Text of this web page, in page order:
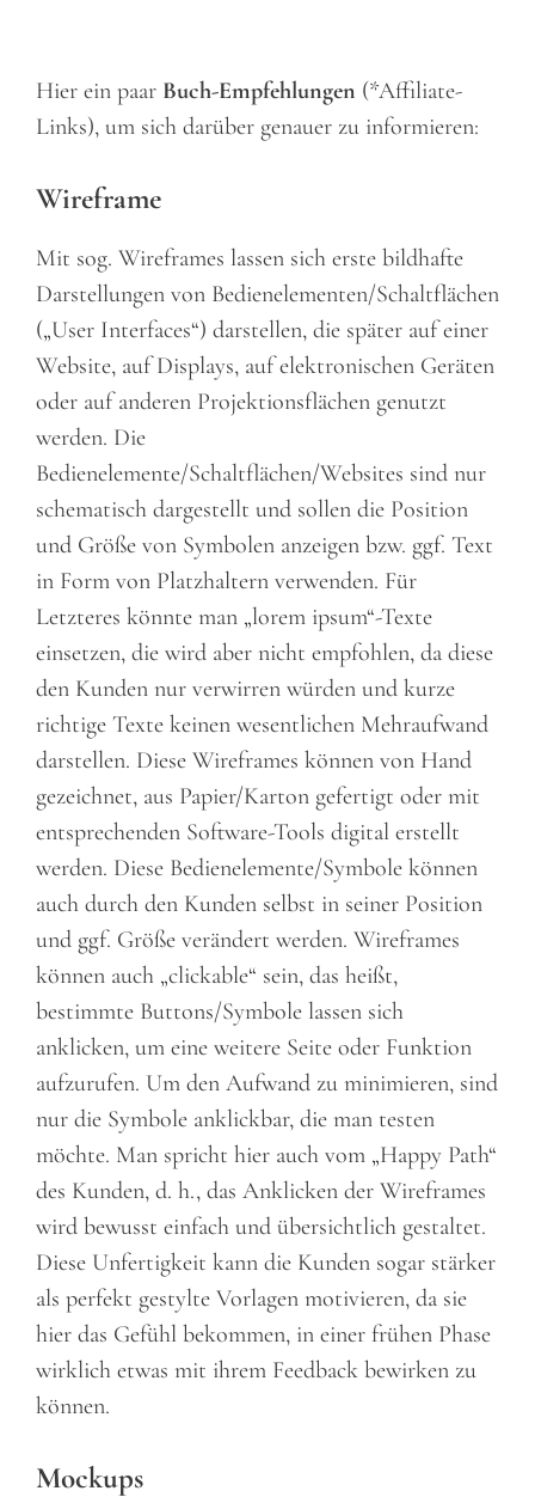
Hier ein paar Buch-Empfehlungen (*Affiliate-
Links), um sich darüber genauer zu informieren:
Wireframe
Mit sog. Wireframes lassen sich erste bildhafte
Darstellungen von Bedienelementen/Schaltflächen
(„User Interfaces“) darstellen, die später auf einer
Website, auf Displays, auf elektronischen Geräten
oder auf anderen Projektionsflächen genutzt
werden. Die
Bedienelemente/Schaltflächen/Websites sind nur
schematisch dargestellt und sollen die Position
und Größe von Symbolen anzeigen bzw. ggf. Text
in Form von Platzhaltern verwenden. Für
Letzteres könnte man „lorem ipsum“-Texte
einsetzen, die wird aber nicht empfohlen, da diese
den Kunden nur verwirren würden und kurze
richtige Texte keinen wesentlichen Mehraufwand
darstellen. Diese Wireframes können von Hand
gezeichnet, aus Papier/Karton gefertigt oder mit
entsprechenden Software-Tools digital erstellt
werden. Diese Bedienelemente/Symbole können
auch durch den Kunden selbst in seiner Position
und ggf. Größe verändert werden. Wireframes
können auch „clickable“ sein, das heißt,
bestimmte Buttons/Symbole lassen sich
anklicken, um eine weitere Seite oder Funktion
aufzurufen. Um den Aufwand zu minimieren, sind
nur die Symbole anklickbar, die man testen
möchte. Man spricht hier auch vom „Happy Path“
des Kunden, d. h., das Anklicken der Wireframes
wird bewusst einfach und übersichtlich gestaltet.
Diese Unfertigkeit kann die Kunden sogar stärker
als perfekt gestylte Vorlagen motivieren, da sie
hier das Gefühl bekommen, in einer frühen Phase
wirklich etwas mit ihrem Feedback bewirken zu
können.
Mockups